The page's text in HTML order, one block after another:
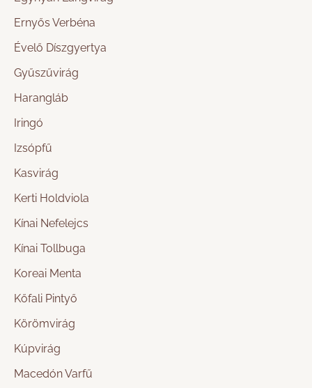
Ernyős Verbéna
Évelő Díszgyertya
Gyűszűvirág
Harangláb
Iringó
Izsópfű
Kasvirág
Kerti Holdviola
Kínai Nefelejcs
Kínai Tollbuga
Koreai Menta
Kőfali Pintyő
Körömvirág
Kúpvirág
Macedón Varfű